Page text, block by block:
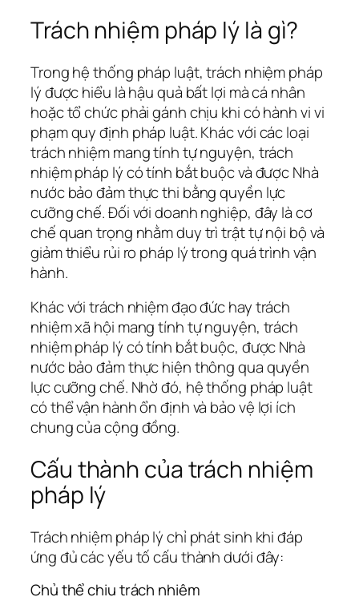
Trách nhiệm pháp lý là gì?
Trong hệ thống pháp luật, trách nhiệm pháp
lý được hiểu là hậu quả bất lợi mà cá nhân
hoặc tổ chức phải gánh chịu khi có hành vi vi
phạm quy định pháp luật. Khác với các loại
trách nhiệm mang tính tự nguyện, trách
nhiệm pháp lý có tính bắt buộc và được Nhà
nước bảo đảm thực thi bằng quyền lực
cưỡng chế. Đối với doanh nghiệp, đây là cơ
chế quan trọng nhằm duy trì trật tự nội bộ và
giảm thiểu rủi ro pháp lý trong quá trình vận
hành.
Khác với trách nhiệm đạo đức hay trách
nhiệm xã hội mang tính tự nguyện, trách
nhiệm pháp lý có tính bắt buộc, được Nhà
nước bảo đảm thực hiện thông qua quyền
lực cưỡng chế. Nhờ đó, hệ thống pháp luật
có thể vận hành ổn định và bảo vệ lợi ích
chung của cộng đồng.
Cấu thành của trách nhiệm
pháp lý
Trách nhiệm pháp lý chỉ phát sinh khi đáp
ứng đủ các yếu tố cấu thành dưới đây:
Chủ thể chịu trách nhiệm